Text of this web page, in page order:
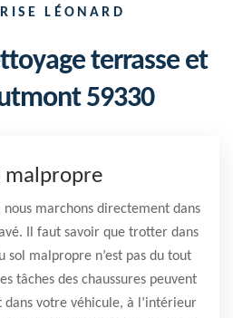
LÉONARD
terrasse et
59330
malpropre
nous marchons directement dans
Il faut savoir que trotter dans
sol malpropre n’est pas du tout
tâches des chaussures peuvent
votre véhicule, à l’intérieur